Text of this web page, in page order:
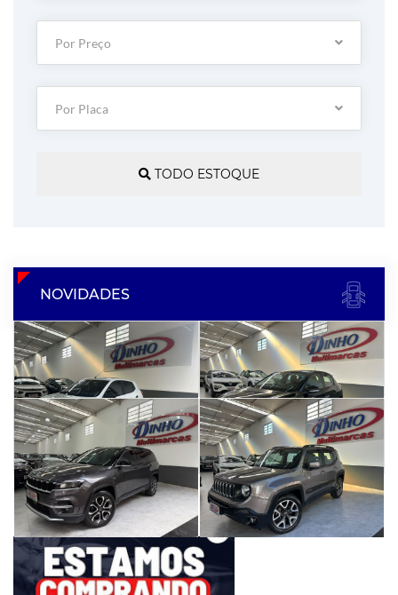
Por Preço
Por Placa
TODO ESTOQUE
NOVIDADES